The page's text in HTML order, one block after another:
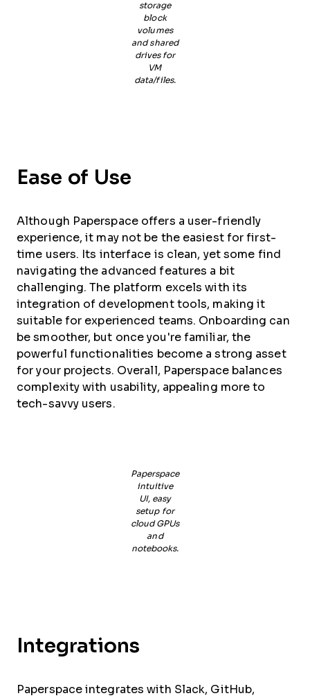
storage
block
volumes
and shared
drives for
VM
data/files.
Ease of Use
Although Paperspace offers a user-friendly
experience, it may not be the easiest for first-
time users. Its interface is clean, yet some find
navigating the advanced features a bit
challenging. The platform excels with its
integration of development tools, making it
suitable for experienced teams. Onboarding can
be smoother, but once you're familiar, the
powerful functionalities become a strong asset
for your projects. Overall, Paperspace balances
complexity with usability, appealing more to
tech-savvy users.
Paperspace
intuitive
UI, easy
setup for
cloud GPUs
and
notebooks.
Integrations
Paperspace integrates with Slack, GitHub,